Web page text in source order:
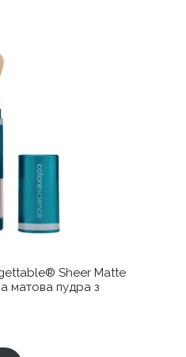
Sheer Matte
матова пудра з